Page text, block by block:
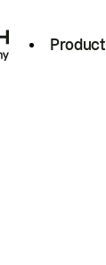
Product